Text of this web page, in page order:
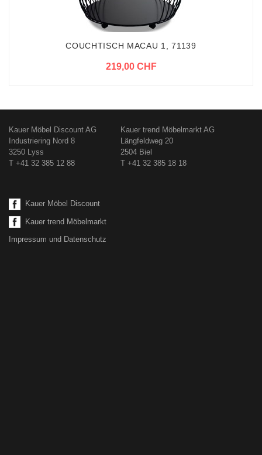
COUCHTISCH MACAU 1, 71139
219,00 CHF
Kauer Möbel Discount AG
Industriering Nord 8
3250 Lyss
T +41 32 385 12 88
Kauer trend Möbelmarkt AG
Längfeldweg 20
2504 Biel
T +41 32 385 18 18
Kauer Möbel Discount
Kauer trend Möbelmarkt
Impressum und Datenschutz